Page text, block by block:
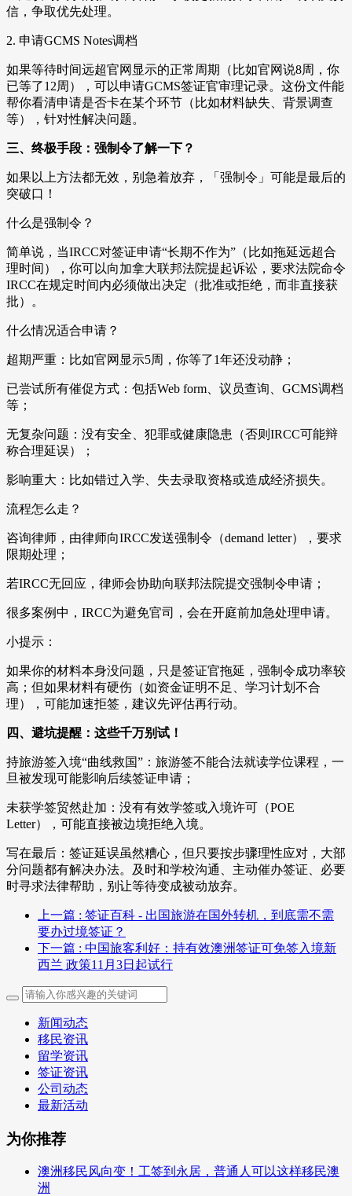
信，争取优先处理。
2. 申请GCMS Notes调档
如果等待时间远超官网显示的正常周期（比如官网说8周，你
已等了12周），可以申请GCMS签证官审理记录。这份文件能
帮你看清申请是否卡在某个环节（比如材料缺失、背景调查
等），针对性解决问题。
三、终极手段：强制令了解一下？
如果以上方法都无效，别急着放弃，「强制令」可能是最后的
突破口！
什么是强制令？
简单说，当IRCC对签证申请“长期不作为”（比如拖延远超合
理时间），你可以向加拿大联邦法院提起诉讼，要求法院命令
IRCC在规定时间内必须做出决定（批准或拒绝，而非直接获
批）。
什么情况适合申请？
超期严重：比如官网显示5周，你等了1年还没动静；
已尝试所有催促方式：包括Web form、议员查询、GCMS调档
等；
无复杂问题：没有安全、犯罪或健康隐患（否则IRCC可能辩
称合理延误）；
影响重大：比如错过入学、失去录取资格或造成经济损失。
流程怎么走？
咨询律师，由律师向IRCC发送强制令（demand letter），要求
限期处理；
若IRCC无回应，律师会协助向联邦法院提交强制令申请；
很多案例中，IRCC为避免官司，会在开庭前加急处理申请。
小提示：
如果你的材料本身没问题，只是签证官拖延，强制令成功率较
高；但如果材料有硬伤（如资金证明不足、学习计划不合
理），可能加速拒签，建议先评估再行动。
四、避坑提醒：这些千万别试！
持旅游签入境“曲线救国”：旅游签不能合法就读学位课程，一
旦被发现可能影响后续签证申请；
未获学签贸然赴加：没有有效学签或入境许可（POE
Letter），可能直接被边境拒绝入境。
写在最后：签证延误虽然糟心，但只要按步骤理性应对，大部
分问题都有解决办法。及时和学校沟通、主动催办签证、必要
时寻求法律帮助，别让等待变成被动放弃。
上一篇 : 签证百科 - 出国旅游在国外转机，到底需不需
要办过境签证？
下一篇 : 中国旅客利好：持有效澳洲签证可免签入境新
西兰 政策11月3日起试行
新闻动态
移民资讯
留学资讯
签证资讯
公司动态
最新活动
为你推荐
澳洲移民风向变！工签到永居，普通人可以这样移民澳
洲